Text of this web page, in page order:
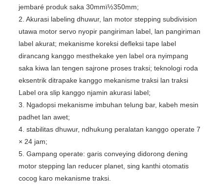
jembaré produk saka 30mmï½350mm;
2. Akurasi labeling dhuwur, lan motor stepping subdivision
utawa motor servo nyopir pangiriman label, lan pangiriman
label akurat; mekanisme koreksi defleksi tape label
dirancang kanggo mesthekake yen label ora nyimpang
saka kiwa lan tengen sajrone proses traksi; teknologi roda
eksentrik ditrapake kanggo mekanisme traksi lan traksi
Label ora slip kanggo njamin akurasi label;
3. Ngadopsi mekanisme imbuhan telung bar, kabeh mesin
padhet lan awet;
4. stabilitas dhuwur, ndhukung peralatan kanggo operate 7
× 24 jam;
5. Gampang operate: garis conveying didorong dening
motor stepping lan reducer planet, sing kanthi otomatis
cocog karo mekanisme traksi.